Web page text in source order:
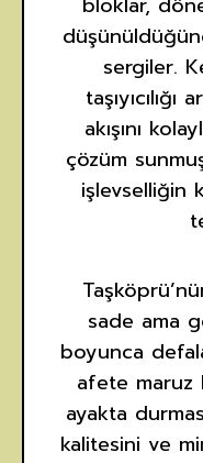
sergiler.
akışını
çözüm
işlevselliğin
sade ama
boyunca
afete maruz
ayakta
kalitesini ve